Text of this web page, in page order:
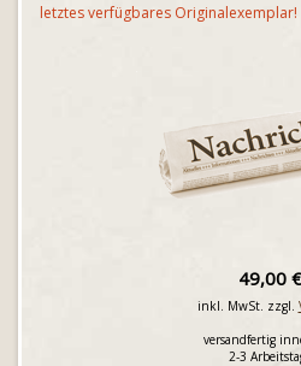
letztes verfügbares Originalexemplar!
49,00 €
inkl. MwSt. zzgl.
versandfertig
2-3